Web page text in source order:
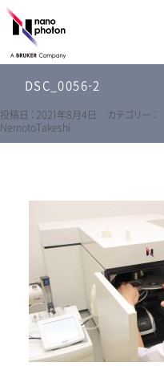
DSC_0056-2
投稿日 : 2021年8月4日 カテゴリー :
NemotoTakeshi